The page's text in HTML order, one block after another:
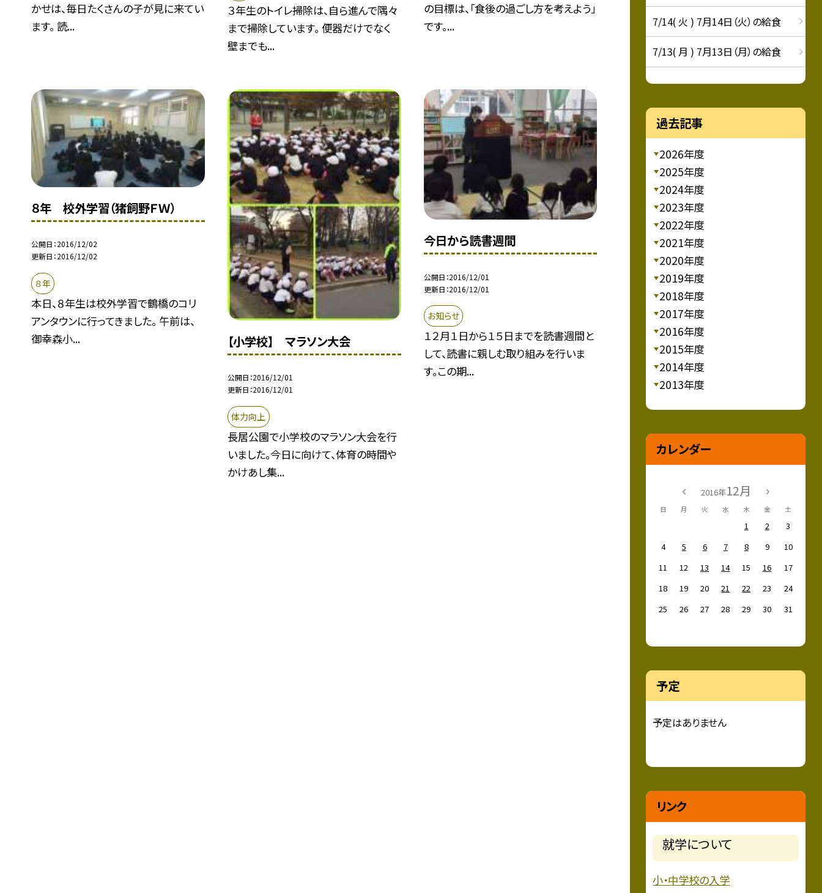
かせは、毎日たくさんの子が見に来てい
ます。 読...
３年生のトイレ掃除は、自ら進んで隅々
まで掃除しています。 便器だけでなく
壁までも...
の目標は、「食後の過ごし方を考えよう」
です。...
８年 校外学習（猪飼野ＦＷ）
公開日 2016/12/02
更新日 2016/12/02
８年
本日、８年生は校外学習で鶴橋のコリ
アンタウンに行ってきました。 午前は、
御幸森小...
【小学校】 マラソン大会
公開日 2016/12/01
更新日 2016/12/01
体力向上
長居公園で小学校のマラソン大会を行
いました。今日に向けて、体育の時間や
かけあし集...
今日から読書週間
公開日 2016/12/01
更新日 2016/12/01
お知らせ
１２月１日から１５日までを読書週間と
して、読書に親しむ取り組みを行いま
す。この期...
7/14( 火 ) 7月14日（火）の給食
7/13( 月 ) 7月13日（月）の給食
過去記事
2026年度
2025年度
2024年度
2023年度
2022年度
2021年度
2020年度
2019年度
2018年度
2017年度
2016年度
2015年度
2014年度
2013年度
カレンダー
2016年12月
日 月 火 水 木 金 土
1 2
3
4
5 6 7 8 9
10
11
12 13 14 15 16
17
18
19 20 21 22 23
24
25
26 27 28 29 30 31
予定
予定はありません
リンク
就学について
小・中学校の入学